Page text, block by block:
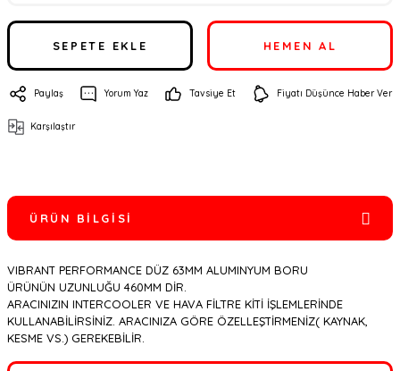
SEPETE EKLE HEMEN AL
Paylaş Yorum Yaz Tavsiye Et Fiyatı Düşünce Haber Ver
Karşılaştır
ÜRÜN BILGISI
VIBRANT PERFORMANCE DÜZ 63MM ALUMINYUM BORU
ÜRÜNÜN UZUNLUĞU 460MM DİR.
ARACINIZIN INTERCOOLER VE HAVA FİLTRE KİTİ İŞLEMLERİNDE
KULLANABİLİRSİNİZ. ARACINIZA GÖRE ÖZELLEŞTİRMENİZ( KAYNAK,
KESME VS.) GEREKEBİLİR.